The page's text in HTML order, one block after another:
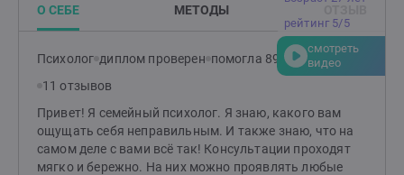
границы и желания всегда в приоритете. — Гибкость в
методах. Комбинирую техники для достижения
наилучшего результата именно для вас. Что вас
ждёт? Эффективные инструменты, глубокая
поддержка и новый взгляд на привычные проблемы.
Вместе мы найдём ответы и сделаем вашу жизнь
легче, гармоничнее и счастливее. Готовы к первым
шагам? Создайте заявку, и мы начнём ваш путь к
переменам!
рейтинг 5/5
смотреть
видео
О СЕБЕ МЕТОДЫ
Психолог диплом проверен помогла 89 клиентам
11 отзывов
Привет! Я семейный психолог. Я знаю, какого вам
ощущать себя неправильным. И также знаю, что на
самом деле с вами всё так! Консультации проходят
мягко и бережно. На них можно проявлять любые